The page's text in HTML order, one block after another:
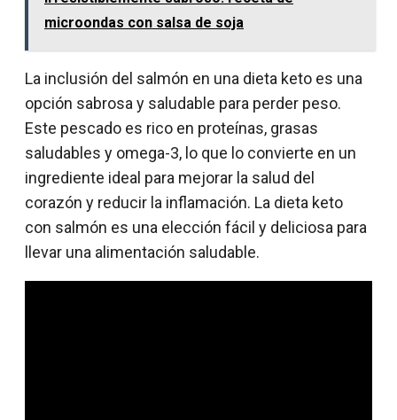
microondas con salsa de soja
La inclusión del salmón en una dieta keto es una
opción sabrosa y saludable para perder peso.
Este pescado es rico en proteínas, grasas
saludables y omega-3, lo que lo convierte en un
ingrediente ideal para mejorar la salud del
corazón y reducir la inflamación. La dieta keto
con salmón es una elección fácil y deliciosa para
llevar una alimentación saludable.